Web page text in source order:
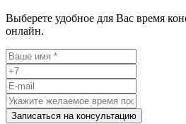
Выберете удобное для Вас время
онлайн.
Записаться на консультацию